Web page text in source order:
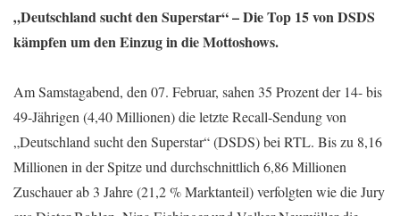
„Deutschland sucht den Superstar“ – Die Top 15 von DSDS
kämpfen um den Einzug in die Mottoshows.
Am Samstagabend, den 07. Februar, sahen 35 Prozent der 14- bis
49-Jährigen (4,40 Millionen) die letzte Recall-Sendung von
„Deutschland sucht den Superstar“ (DSDS) bei RTL. Bis zu 8,16
Millionen in der Spitze und durchschnittlich 6,86 Millionen
Zuschauer ab 3 Jahre (21,2 % Marktanteil) verfolgten wie die Jury